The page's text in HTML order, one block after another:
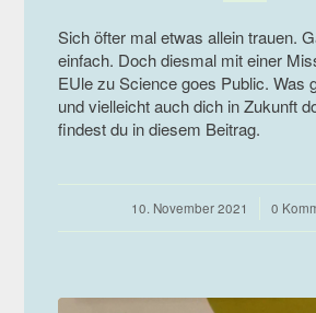
Sich öfter mal etwas allein trauen.
einfach. Doch diesmal mit einer
EUle zu Science goes Public. Was
und vielleicht auch dich in Zukunft
findest du in diesem Beitrag.
10. November 2021
/ 0